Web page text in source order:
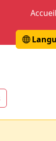
Accueil